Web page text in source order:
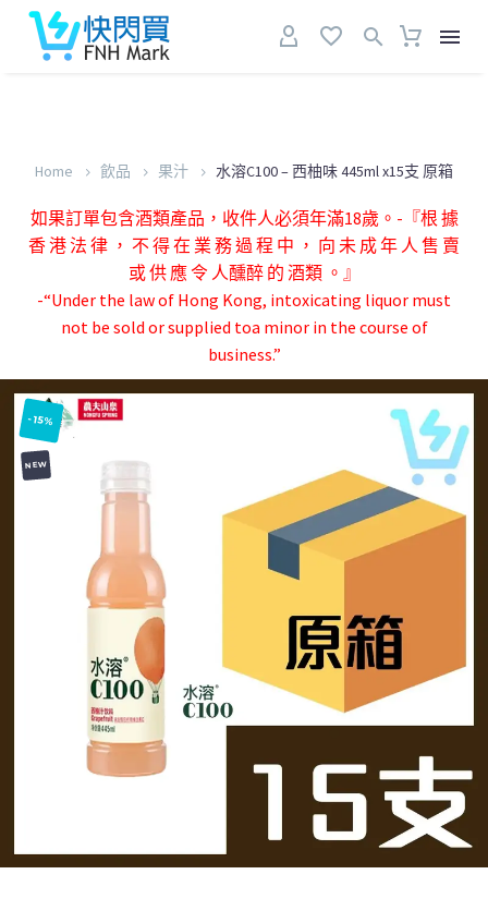
Home 飲品 果汁 水溶C100 – 西柚味 445ml x15支 原箱
如果訂單包含酒類產品，收件人必須年滿18歲。-『根 據
香 港 法 律 ， 不 得 在 業 務 過 程 中 ， 向 未 成 年 人 售 賣
或 供 應 令 人醺醉 的 酒類 。』
-“Under the law of Hong Kong, intoxicating liquor must
not be sold or supplied toa minor in the course of
business.”
-15%
NEW